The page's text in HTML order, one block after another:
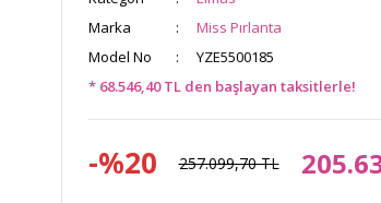
Marka
Miss Pırlanta
Model No
YZE5500185
* 68.546,40 TL den başlayan taksitlerle!
-%20 257.099,70 TL